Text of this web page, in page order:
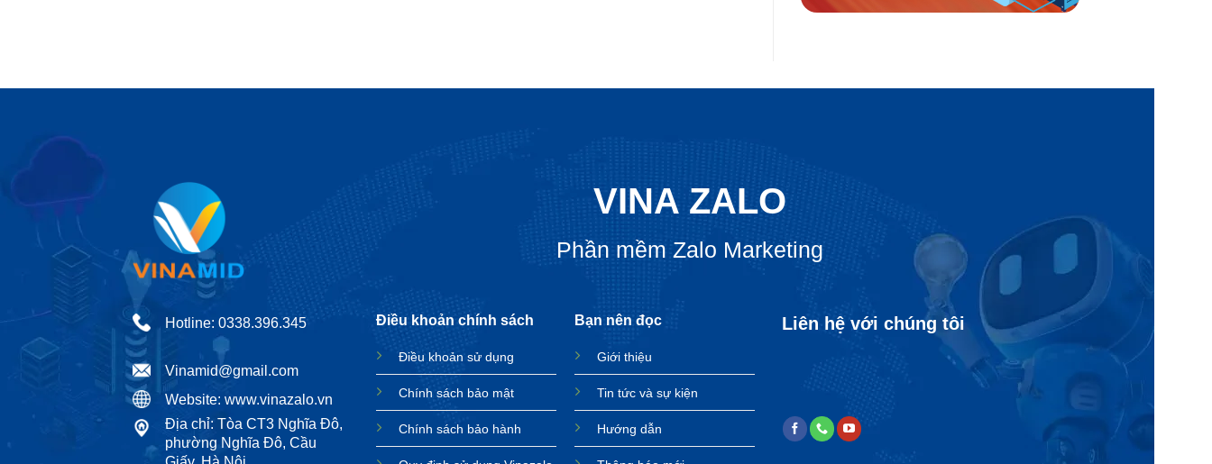
VINA ZALO
Phần mềm Zalo Marketing
Hotline: 0338.396.345
Vinamid@gmail.com
Website: www.vinazalo.vn
Địa chỉ: Tòa CT3 Nghĩa Đô,
phường Nghĩa Đô, Cầu
Điều khoản chính sách
Điều khoản sử dụng
Chính sách bảo mật
Chính sách bảo hành
Bạn nên đọc
Giới thiệu
Tin tức và sự kiện
Hướng dẫn
Liên hệ với chúng tôi